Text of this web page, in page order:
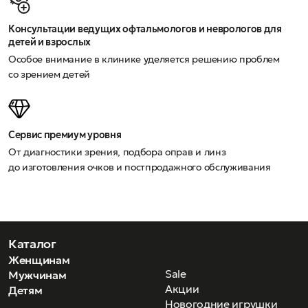
Консультации ведущих офтальмологов и неврологов для
детей и взрослых
Особое внимание в клинике уделяется решению проблем
со зрением детей
Сервис премиум уровня
От диагностики зрения, подбора оправ и линз
до изготовления очков и постпродажного обслуживания
Каталог
Женщинам
Мужчинам
Детям
Sale
Акции
Новогодние игрушки